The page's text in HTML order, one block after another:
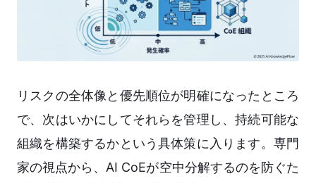
リスクの全体像と優先順位が明確になったところ
で、次はいかにしてそれらを管理し、持続可能な
組織を構築するかという具体策に入ります。専門
家の視点から、AI CoEが空中分解するのを防ぐた